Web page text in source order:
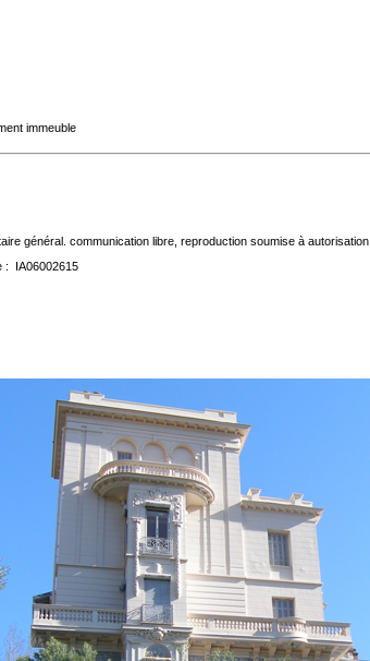
immeuble
général. communication libre, reproduction soumise à autorisation
: IA06002615